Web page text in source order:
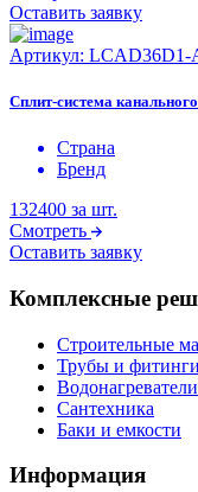
Оставить заявку
Артикул: LCAD36D1-
Сплит-система
Страна
Бренд
132400 за шт.
Смотреть
Оставить заявку
Комплексные
Строительные
Трубы и фитинги
Водонагреватели
Сантехника
Баки и емкости
Информация